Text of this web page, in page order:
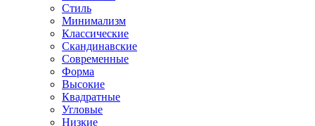
Стиль
Минимализм
Классические
Скандинавские
Современные
Форма
Высокие
Квадратные
Угловые
Низкие